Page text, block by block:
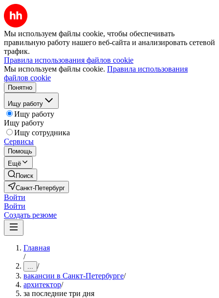
Мы используем файлы cookie, чтобы обеспечивать
правильную работу нашего веб-сайта и анализировать сетевой
трафик.
Правила использования файлов cookie
Мы используем файлы cookie. Правила использования
файлов cookie
Понятно
Ищу работу
Ищу работу
Ищу работу
Ищу сотрудника
Сервисы
Помощь
Ещё
Поиск
Санкт-Петербург
Войти
Войти
Создать резюме
Главная
/
... /
вакансии в Санкт-Петербурге/
архитектор/
за последние три дня